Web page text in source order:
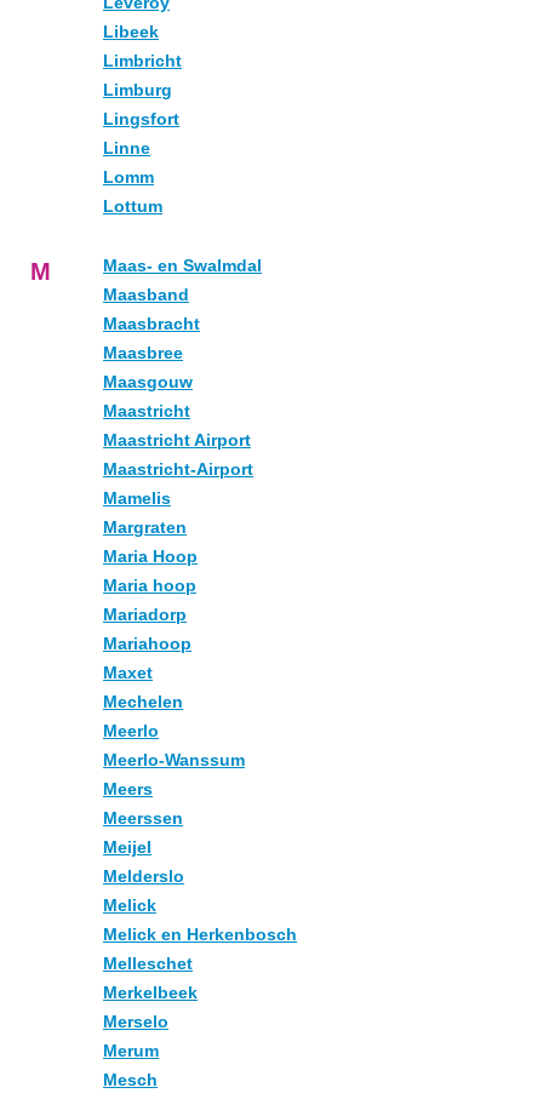
Libeek
Limbricht
Limburg
Lingsfort
Linne
Lomm
Lottum
M
Maas- en Swalmdal
Maasband
Maasbracht
Maasbree
Maasgouw
Maastricht
Maastricht Airport
Maastricht-Airport
Mamelis
Margraten
Maria Hoop
Maria hoop
Mariadorp
Mariahoop
Maxet
Mechelen
Meerlo
Meerlo-Wanssum
Meers
Meerssen
Meijel
Melderslo
Melick
Melick en Herkenbosch
Melleschet
Merkelbeek
Merselo
Merum
Mesch